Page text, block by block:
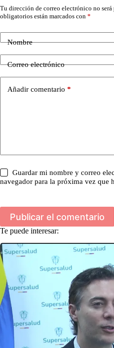
Tu dirección de correo electrónico no
obligatorios están marcados con *
Nombre
Correo electrónico
Añadir comentario *
Guardar mi nombre y correo
navegador para la próxima vez que
Publicar el comentario
Te puede interesar: